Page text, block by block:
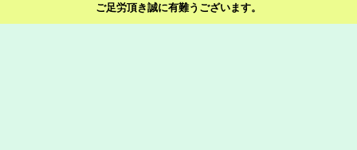
ご足労頂き誠に有難うございます。